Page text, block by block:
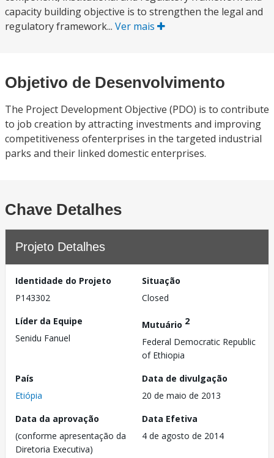
capacity building objective is to strengthen the legal and
regulatory framework... Ver mais
Objetivo de Desenvolvimento
The Project Development Objective (PDO) is to contribute
to job creation by attracting investments and improving
competitiveness ofenterprises in the targeted industrial
parks and their linked domestic enterprises.
Chave Detalhes
Projeto Detalhes
Identidade do Projeto
P143302
Situação
Closed
Líder da Equipe
Senidu Fanuel
Mutuário 2
Federal Democratic Republic
of Ethiopia
País
Etiópia
Data de divulgação
20 de maio de 2013
Data da aprovação
(conforme apresentação da
Diretoria Executiva)
Data Efetiva
4 de agosto de 2014